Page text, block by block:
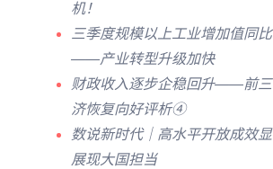
机！
三季度规模以上工业增加值同
——产业转型升级加快
财政收入逐步企稳回升——前
济恢复向好评析④
数说新时代｜高水平开放成效
展现大国担当